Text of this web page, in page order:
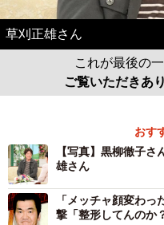
草刈正雄さん
これが最後の
ご覧いただきあ
おす
【写真】黒柳徹子
雄さん
「メッチャ顔変わ
撃「整形してんのか